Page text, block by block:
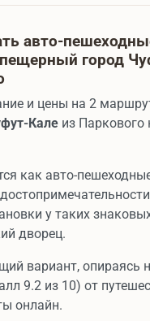
авто-
город
и цены на 2
Кале из Паркового
как авто-
у таких
дворец.
вариант, опираясь
9.2 из 10) от
онлайн.